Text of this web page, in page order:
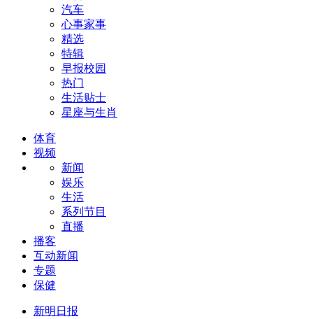
汽车
心事家事
精选
特辑
早报校园
热门
生活贴士
星座与生肖
体育
视频
新闻
娱乐
生活
系列节目
直播
播客
互动新闻
专题
保健
新明日报